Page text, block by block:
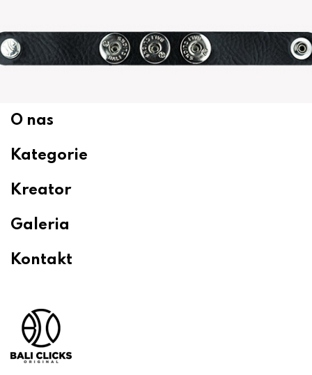
O nas
Kategorie
Kreator
Galeria
Kontakt